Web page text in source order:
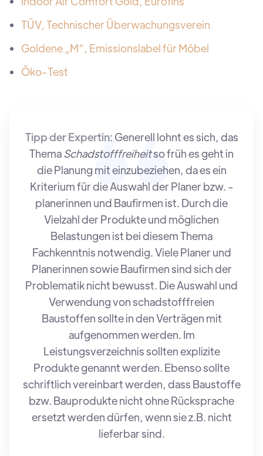
TÜV, Technischer Überwachungsverein
Goldene „M“, Emissionslabel für Möbel
Öko-Test
Tipp der Expertin: Generell lohnt es sich, das
ThemaSchadstofffreiheitso früh es geht in
die Planung mit einzubeziehen, da es ein
Kriterium für die Auswahl der Planer bzw. -
planerinnen und Baufirmen ist. Durch die
Vielzahl der Produkte und möglichen
Belastungen ist bei diesem Thema
Fachkenntnis notwendig. Viele Planer und
Planerinnen sowie Baufirmen sind sich der
Problematik nicht bewusst. Die Auswahl und
Verwendung von schadstofffreien
Baustoffen sollte in den Verträgen mit
aufgenommen werden. Im
Leistungsverzeichnis sollten explizite
Produkte genannt werden. Ebenso sollte
schriftlich vereinbart werden, dass Baustoffe
bzw. Bauprodukte nicht ohne Rücksprache
ersetzt werden dürfen, wenn sie z.B. nicht
lieferbar sind.